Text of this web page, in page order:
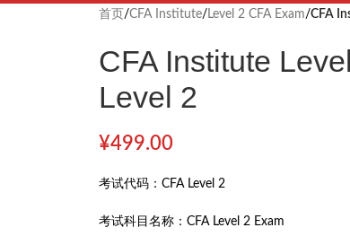
首页 /CFA Institute/ Level 2 CFA Exam/CFA
CFA Institute
Level 2
¥499.00
考试代码： CFA Level 2
考试科目名称： CFA Level 2 Exam